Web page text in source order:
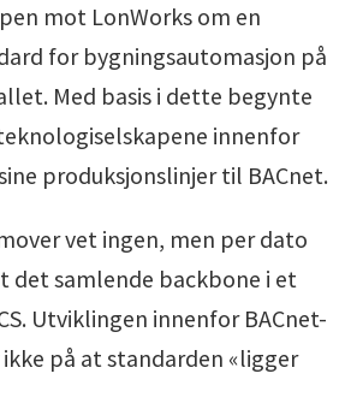
mot LonWorks om en
for bygningsautomasjon på
Med basis i dette begynte
innenfor
produksjonslinjer til BACnet.
vet ingen, men per dato
det samlende backbone i et
Utviklingen innenfor BACnet-
på at standarden «ligger